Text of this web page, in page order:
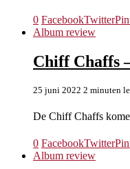
0 FacebookTwitter
Album review
Chiff Chaffs
25 juni 2022 2 minuten
De Chiff Chaffs
0 FacebookTwitter
Album review